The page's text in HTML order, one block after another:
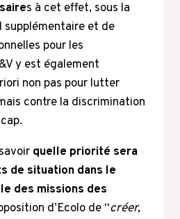
s à cet effet, sous la
supplémentaire et de
pour les
y est également
non pas pour lutter
contre la discrimination
quelle priorité sera
de situation dans le
des missions des
d’Ecolo de “créer,